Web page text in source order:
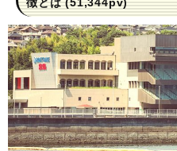
徴とは(51,344pv)